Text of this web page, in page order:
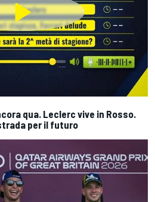
qua. Leclerc vive in Rosso.
per il futuro